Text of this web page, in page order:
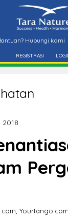
Hubungi kami
REGISTRASI